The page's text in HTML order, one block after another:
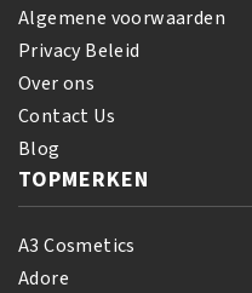
Algemene voorwaarden
Privacy Beleid
Over ons
Contact Us
Blog
TOPMERKEN
A3 Cosmetics
Adore